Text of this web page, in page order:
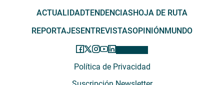
ACTUALIDADTENDENCIASHOJA DE RUTA
REPORTAJESENTREVISTASOPINIÓNMUNDO
Política de Privacidad